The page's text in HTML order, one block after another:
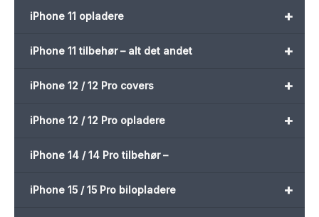
+
iPhone 11 opladere
+
iPhone 11 tilbehør – alt det andet
+
iPhone 12 / 12 Pro covers
+
iPhone 12 / 12 Pro opladere
iPhone 14 / 14 Pro tilbehør –
+
iPhone 15 / 15 Pro bilopladere